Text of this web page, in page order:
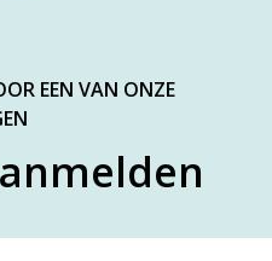
EEN VAN ONZE